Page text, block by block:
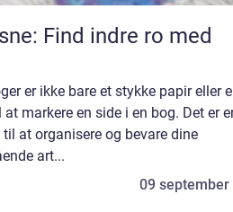
Find indre ro med
er ikke bare et stykke papir eller
markere en side i en bog. Det er
at organisere og bevare dine
art...
09 september